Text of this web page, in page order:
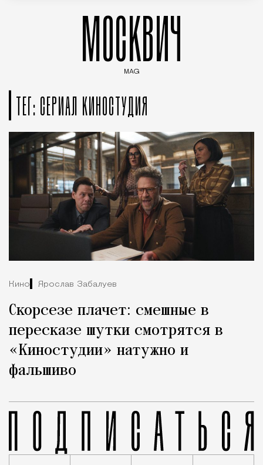
МОСКВИЧ
MAG
ТЕГ: СЕРИАЛ КИНОСТУДИЯ
Кино Ярослав Забалуев
Скорсезе плачет: смешные в
пересказе шутки смотрятся в
«Киностудии» натужно и
фальшиво